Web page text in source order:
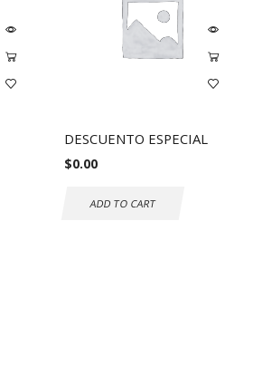
DESCUENTO ESPECIAL
$0.00
ADD TO CART